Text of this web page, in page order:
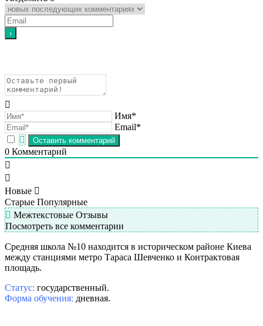
Имя*
Email*
0 Комментарий
Новые
Старые Популярные
Межтекстовые Отзывы
Посмотреть все комментарии
Средняя школа №10 находится в историческом районе Киева
между станциями метро Тараса Шевченко и Контрактовая
площадь.
Статус: государственный.
Форма обучения: дневная.